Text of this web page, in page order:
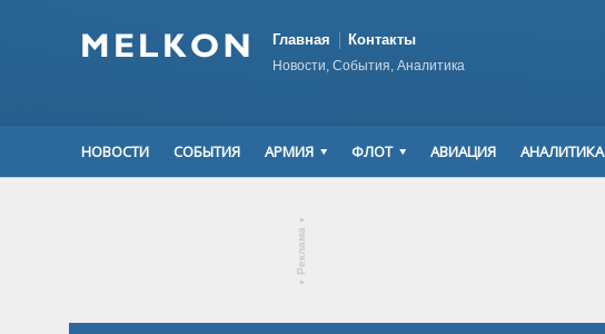
Главная Контакты
Новости, События, Аналитика
НОВОСТИ СОБЫТИЯ АРМИЯ ФЛОТ АВИАЦИЯ АНАЛИТИКА
▾
Реклама
▾